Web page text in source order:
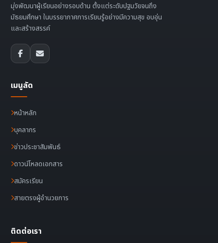
มุ่งพัฒนาผู้เรียนอย่างรอบด้าน ตั้งแต่ระดับปฐมวัยจนถึง
มัธยมศึกษา ในบรรยากาศการเรียนรู้อย่างมีความสุข อบอุ่น
และสร้างสรรค์
เมนูลัด
หน้าหลัก
บุคลากร
ข่าวประชาสัมพันธ์
ดาวน์โหลดเอกสาร
สมัครเรียน
สายตรงผู้อำนวยการ
ติดต่อเรา